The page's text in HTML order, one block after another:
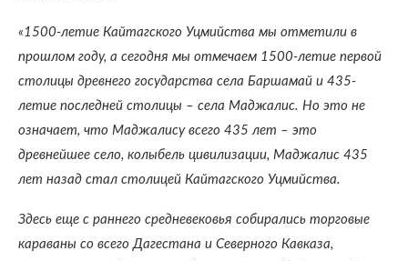
«1500-летие Кайтагского Уцмийства мы отметили в
прошлом году, а сегодня мы отмечаем 1500-летие первой
столицы древнего государства села Баршамай и 435-
летие последней столицы – села Маджалис. Но это не
означает, что Маджалису всего 435 лет – это
древнейшее село, колыбель цивилизации, Маджалис 435
лет назад стал столицей Кайтагского Уцмийства.
Здесь еще с раннего средневековья собирались торговые
караваны со всего Дагестана и Северного Кавказа,